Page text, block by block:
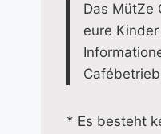
Das MütZe
eure
* Es besteht